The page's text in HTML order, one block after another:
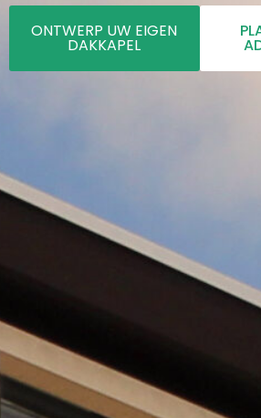
ONTWERP UW EIGEN
DAKKAPEL